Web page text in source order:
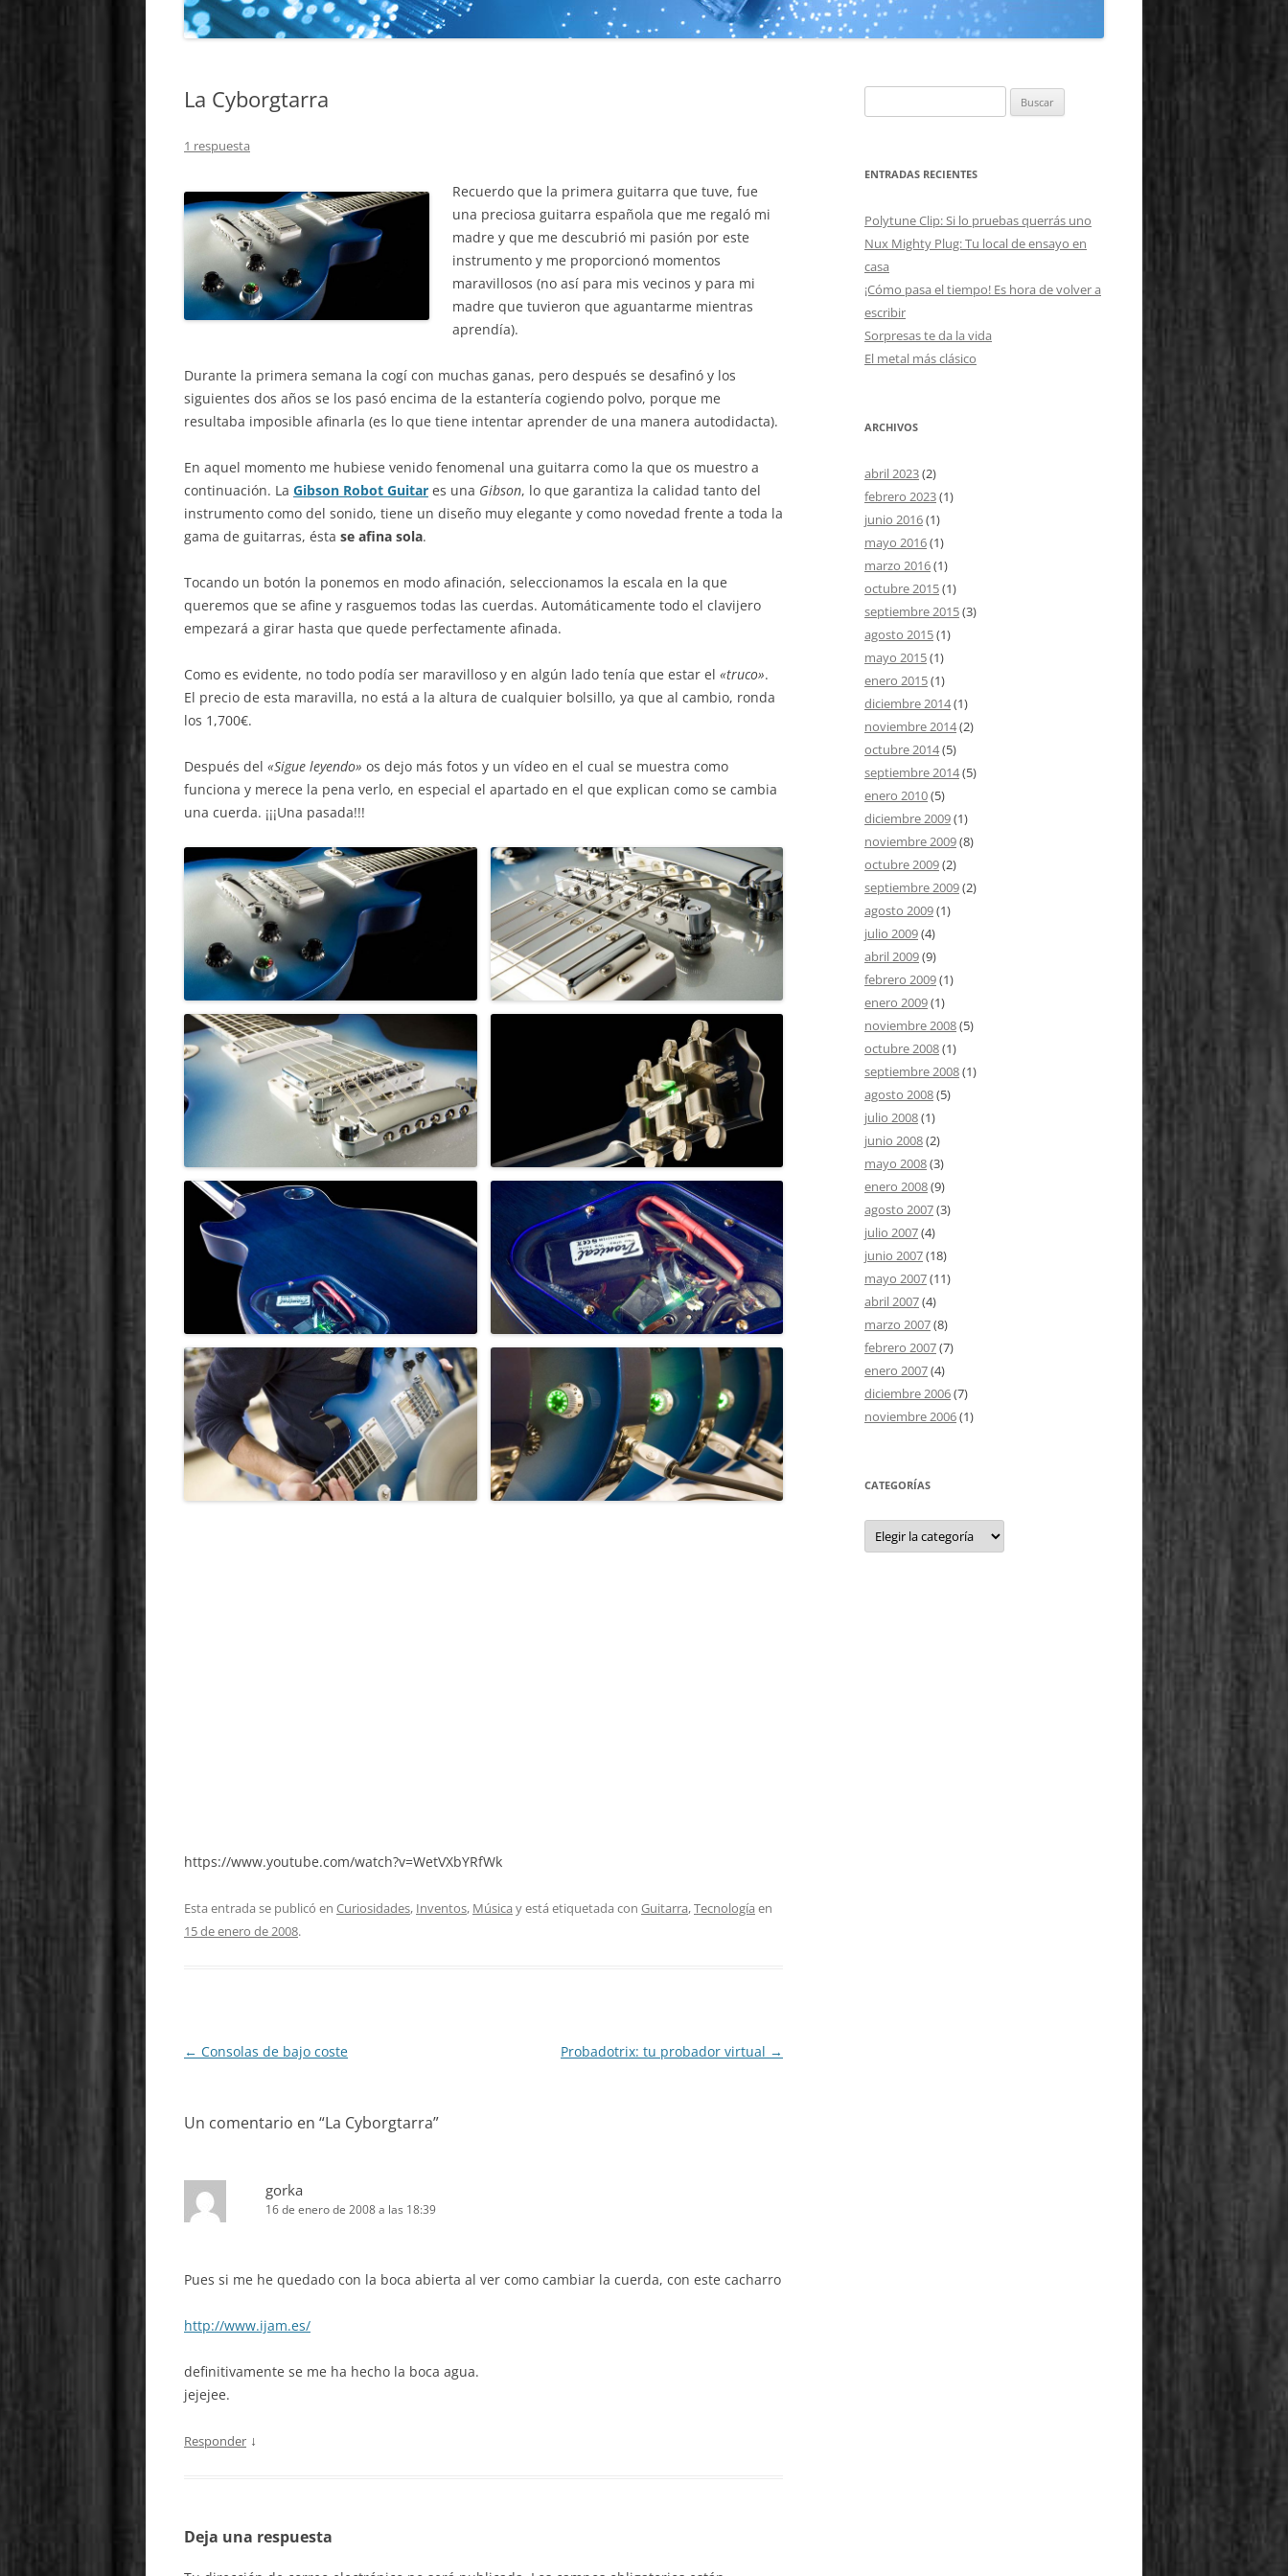
La Cyborgtarra
1 respuesta
Recuerdo que la primera guitarra que tuve, fue
una preciosa guitarra española que me regaló mi
madre y que me descubrió mi pasión por este
instrumento y me proporcionó momentos
maravillosos (no así para mis vecinos y para mi
madre que tuvieron que aguantarme mientras
aprendía).
Durante la primera semana la cogí con muchas ganas, pero después se desafinó y los
siguientes dos años se los pasó encima de la estantería cogiendo polvo, porque me
resultaba imposible afinarla (es lo que tiene intentar aprender de una manera autodidacta).
En aquel momento me hubiese venido fenomenal una guitarra como la que os muestro a
continuación. La Gibson Robot Guitar es una Gibson, lo que garantiza la calidad tanto del
instrumento como del sonido, tiene un diseño muy elegante y como novedad frente a toda la
gama de guitarras, ésta se afina sola.
Tocando un botón la ponemos en modo afinación, seleccionamos la escala en la que
queremos que se afine y rasguemos todas las cuerdas. Automáticamente todo el clavijero
empezará a girar hasta que quede perfectamente afinada.
Como es evidente, no todo podía ser maravilloso y en algún lado tenía que estar el «truco».
El precio de esta maravilla, no está a la altura de cualquier bolsillo, ya que al cambio, ronda
los 1,700€.
Después del «Sigue leyendo» os dejo más fotos y un vídeo en el cual se muestra como
funciona y merece la pena verlo, en especial el apartado en el que explican como se cambia
una cuerda. ¡¡¡Una pasada!!!
https://www.youtube.com/watch?v=WetVXbYRfWk
Esta entrada se publicó en Curiosidades, Inventos, Música y está etiquetada con Guitarra,Tecnología en
15 de enero de 2008.
Navegación
← Consolas de bajo coste Probadotrix: tu probador virtual →
Un comentario en “La Cyborgtarra”
gorka
16 de enero de 2008 a las 18:39
Pues si me he quedado con la boca abierta al ver como cambiar la cuerda, con este cacharro
http://www.ijam.es/
definitivamente se me ha hecho la boca agua.
jejejee.
Responder ↓
Deja una respuesta
ENTRADAS RECIENTES
Polytune Clip: Si lo pruebas querrás uno
Nux Mighty Plug: Tu local de ensayo en
casa
¡Cómo pasa el tiempo! Es hora de volver a
escribir
Sorpresas te da la vida
El metal más clásico
ARCHIVOS
abril 2023(2)
febrero 2023(1)
junio 2016(1)
mayo 2016(1)
marzo 2016(1)
octubre 2015(1)
septiembre 2015(3)
agosto 2015(1)
mayo 2015(1)
enero 2015(1)
diciembre 2014(1)
noviembre 2014(2)
octubre 2014(5)
septiembre 2014(5)
enero 2010(5)
diciembre 2009(1)
noviembre 2009(8)
octubre 2009(2)
septiembre 2009(2)
agosto 2009(1)
julio 2009(4)
abril 2009(9)
febrero 2009(1)
enero 2009(1)
noviembre 2008(5)
octubre 2008(1)
septiembre 2008(1)
agosto 2008(5)
julio 2008(1)
junio 2008(2)
mayo 2008(3)
enero 2008(9)
agosto 2007(3)
julio 2007(4)
junio 2007(18)
mayo 2007(11)
abril 2007(4)
marzo 2007(8)
febrero 2007(7)
enero 2007(4)
diciembre 2006(7)
noviembre 2006(1)
CATEGORÍAS
Categorías